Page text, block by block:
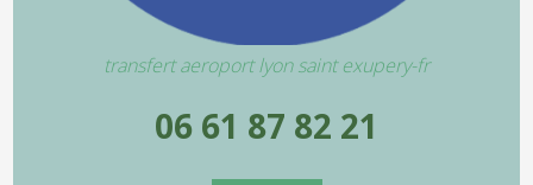
transfert aeroport lyon saint exupery-fr
06 61 87 82 21